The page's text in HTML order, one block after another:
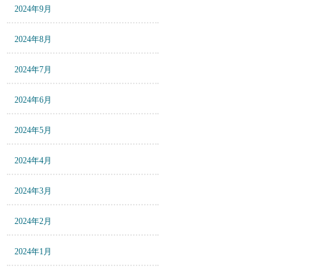
2024年9月
2024年8月
2024年7月
2024年6月
2024年5月
2024年4月
2024年3月
2024年2月
2024年1月